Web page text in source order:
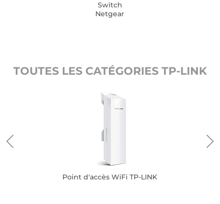
Switch
Netgear
TOUTES LES CATÉGORIES TP-LINK
Point d'accès WiFi TP-LINK